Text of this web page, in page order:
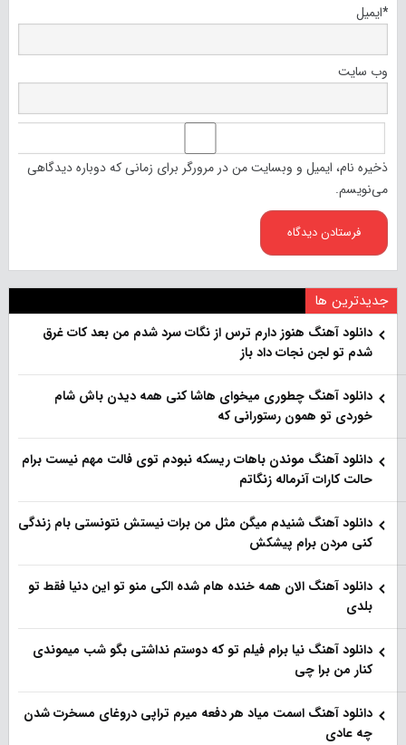
ایمیل*
وب‌ سایت
ذخیره نام، ایمیل و وبسایت من در مرورگر برای زمانی که دوباره دیدگاهی
می‌نویسم.
جدیدترین ها
دانلود آهنگ هنو‌ز دارم ترس از نگات سرد شدم من بعد کات غرق
شدم تو لجن نجات داد باز
دانلود آهنگ چطوری میخوای هاشا کنی همه دیدن باش شام
خوردی تو همون رستورانی که
دانلود آهنگ موندن باهات ریسکه نبودم توی فالت مهم نیست برام
حالت کارات آنرماله زنگاتم
دانلود آهنگ شنیدم میگن مثل من برات نیستش نتونستی بام زندگی
کنی مردن برام پیشکش
دانلود آهنگ الان همه خنده هام شده الکی منو تو این دنیا فقط تو
بلدی
دانلود آهنگ نیا برام فیلم تو‌ که دوستم نداشتی بگو شب میموندی
کنار من برا چی
دانلود آهنگ اسمت میاد هر دفعه میرم تراپی دروغای مسخرت شدن
چه عادی